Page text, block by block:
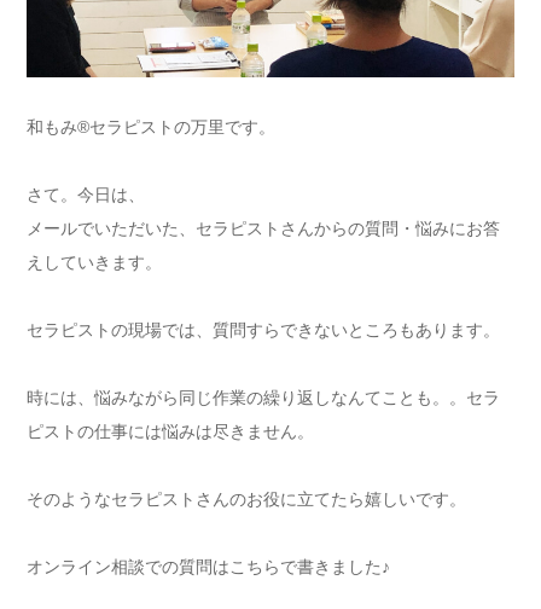
和もみ®セラピストの万里です。
さて。今日は、
メールでいただいた、セラピストさんからの質問・悩みにお答
えしていきます。
セラピストの現場では、質問すらできないところもあります。
時には、悩みながら同じ作業の繰り返しなんてことも。。セラ
ピストの仕事には悩みは尽きません。
そのようなセラピストさんのお役に立てたら嬉しいです。
オンライン相談での質問はこちらで書きました♪